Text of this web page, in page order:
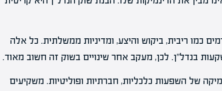
כמו ריבית, ביקוש והיצע, ומדיניות ממשלתית. כל אלה
בנדל"ן. לכן, מעקב אחר שינויים בשוק זה חשוב מאוד.
של השפעות כלכליות, חברתיות ופוליטיות. משקיעים